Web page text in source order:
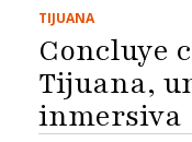
TIJUANA
Concluye
Tijuana,
inmersiva